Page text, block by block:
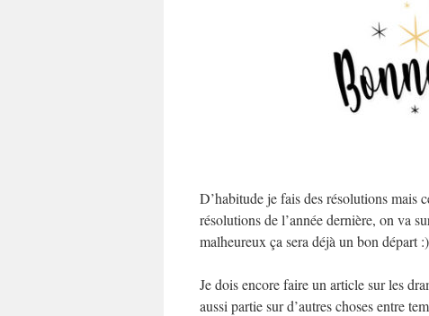
D’habitude je fais des résolutions mais
résolutions de l’année dernière, on va
malheureux ça sera déjà un bon départ :)
Je dois encore faire un article sur les
aussi partie sur d’autres choses entre